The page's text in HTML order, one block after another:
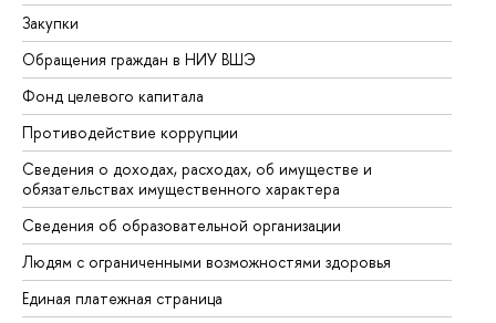
Закупки
Обращения граждан в НИУ ВШЭ
Фонд целевого капитала
Противодействие коррупции
Сведения о доходах, расходах, об имуществе и
обязательствах имущественного характера
Сведения об образовательной организации
Людям с ограниченными возможностями здоровья
Единая платежная страница